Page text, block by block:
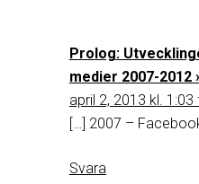
Prolog:
medier 2007-2012
april 2, 2013 kl. 1:03
[…] 2007 –
Svara